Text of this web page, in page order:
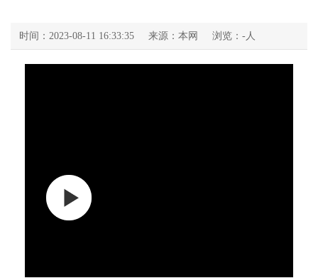
时间：2023-08-11 16:33:35 来源：本网 浏览： - 人